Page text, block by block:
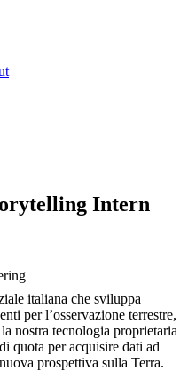
Intern
italiana che sviluppa
per l’osservazione terrestre,
nostra tecnologia proprietaria
quota per acquisire dati ad
prospettiva sulla Terra.